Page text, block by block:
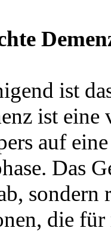
ist
ist
auf
Das
sondern
die